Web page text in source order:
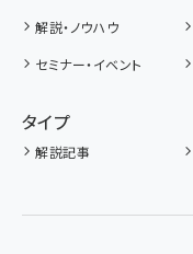
解説・ノウハウ
セミナー・イベント
タイプ
解説記事